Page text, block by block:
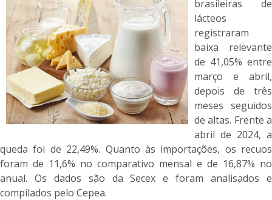
brasileiras de
lácteos
registraram
baixa relevante
de 41,05% entre
março e abril,
depois de três
meses seguidos
de altas. Frente a
abril de 2024, a
queda foi de 22,49%. Quanto às importações, os recuos
foram de 11,6% no comparativo mensal e de 16,87% no
anual. Os dados são da Secex e foram analisados e
compilados pelo Cepea.